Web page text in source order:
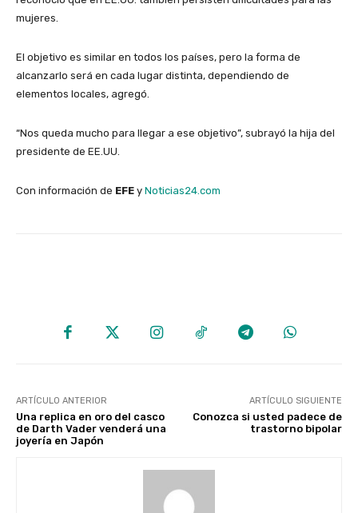
mujeres.
El objetivo es similar en todos los países, pero la forma de
alcanzarlo será en cada lugar distinta, dependiendo de
elementos locales, agregó.
“Nos queda mucho para llegar a ese objetivo”, subrayó la hija del
presidente de EE.UU.
Con información de EFE y Noticias24.com
ARTÍCULO ANTERIOR
Una replica en oro del casco
de Darth Vader venderá una
joyería en Japón
ARTÍCULO SIGUIENTE
Conozca si usted padece de
trastorno bipolar